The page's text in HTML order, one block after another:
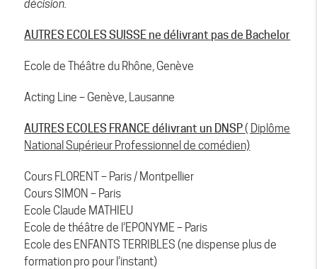
décision.
AUTRES ECOLES SUISSE ne délivrant pas de Bachelor
Ecole de Théâtre du Rhône, Genève
Acting Line – Genève, Lausanne
AUTRES ECOLES FRANCE délivrant un DNSP( Diplôme
National Supérieur Professionnel de comédien)
Cours FLORENT – Paris / Montpellier
Cours SIMON – Paris
Ecole Claude MATHIEU
Ecole de théâtre de l’EPONYME – Paris
Ecole des ENFANTS TERRIBLES (ne dispense plus de
formation pro pour l’instant)